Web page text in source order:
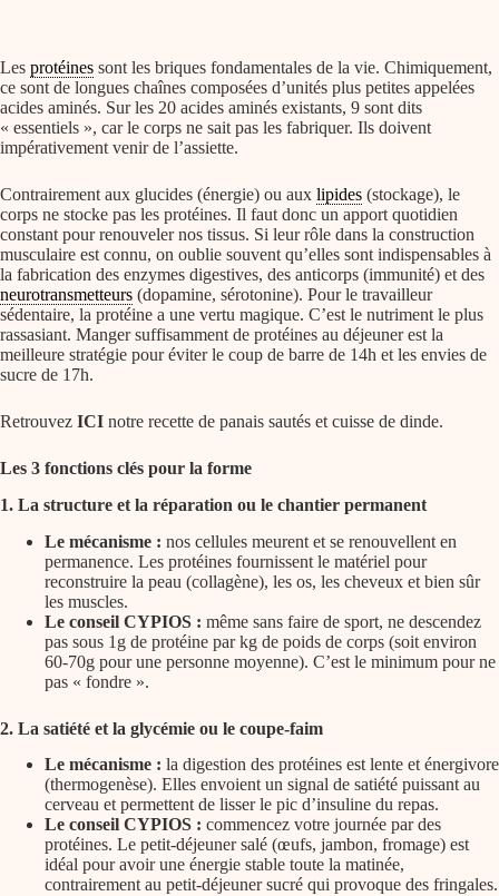
Les protéines sont les briques fondamentales de la vie. Chimiquement,
ce sont de longues chaînes composées d’unités plus petites appelées
acides aminés. Sur les 20 acides aminés existants, 9 sont dits
« essentiels », car le corps ne sait pas les fabriquer. Ils doivent
impérativement venir de l’assiette.
Contrairement aux glucides (énergie) ou aux lipides (stockage), le
corps ne stocke pas les protéines. Il faut donc un apport quotidien
constant pour renouveler nos tissus. Si leur rôle dans la construction
musculaire est connu, on oublie souvent qu’elles sont indispensables à
la fabrication des enzymes digestives, des anticorps (immunité) et des
neurotransmetteurs (dopamine, sérotonine). Pour le travailleur
sédentaire, la protéine a une vertu magique. C’est le nutriment le plus
rassasiant. Manger suffisamment de protéines au déjeuner est la
meilleure stratégie pour éviter le coup de barre de 14h et les envies de
sucre de 17h.
Retrouvez ICI notre recette de panais sautés et cuisse de dinde.
Les 3 fonctions clés pour la forme
1. La structure et la réparation ou le chantier permanent
Le mécanisme : nos cellules meurent et se renouvellent en
permanence. Les protéines fournissent le matériel pour
reconstruire la peau (collagène), les os, les cheveux et bien sûr
les muscles.
Le conseil CYPIOS : même sans faire de sport, ne descendez
pas sous 1g de protéine par kg de poids de corps (soit environ
60-70g pour une personne moyenne). C’est le minimum pour ne
pas « fondre ».
2. La satiété et la glycémie ou le coupe-faim
Le mécanisme : la digestion des protéines est lente et énergivore
(thermogenèse). Elles envoient un signal de satiété puissant au
cerveau et permettent de lisser le pic d’insuline du repas.
Le conseil CYPIOS : commencez votre journée par des
protéines. Le petit-déjeuner salé (œufs, jambon, fromage) est
idéal pour avoir une énergie stable toute la matinée,
contrairement au petit-déjeuner sucré qui provoque des fringales.